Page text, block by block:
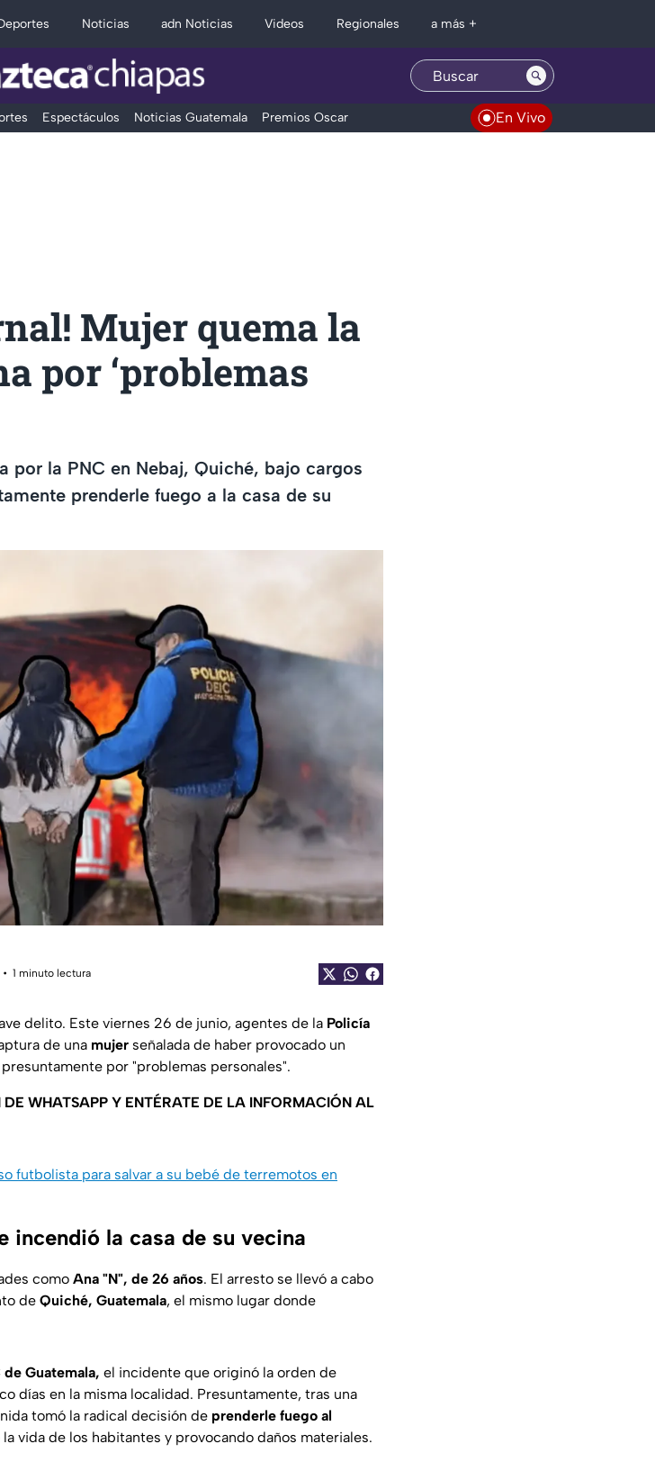
Noticias adn Noticias Videos Regionales a más +
Espectáculos Noticias Guatemala Premios Oscar En Vivo
Mujer quema la
por ‘problemas
por la PNC en Nebaj, Quiché, bajo cargos
prenderle fuego a la casa de su
1 minuto lectura
delito. Este viernes 26 de junio, agentes de la Policía
de una mujer señalada de haber provocado un
por "problemas personales".
WHATSAPP Y ENTÉRATE DE LA INFORMACIÓN AL
futbolista para salvar a su bebé de terremotos en
incendió la casa de su vecina
como Ana "N", de 26 años. El arresto se llevó a cabo
de Quiché, Guatemala, el mismo lugar donde
de Guatemala, el incidente que originó la orden de
días en la misma localidad. Presuntamente, tras una
tomó la radical decisión de prenderle fuego al
vida de los habitantes y provocando daños materiales.